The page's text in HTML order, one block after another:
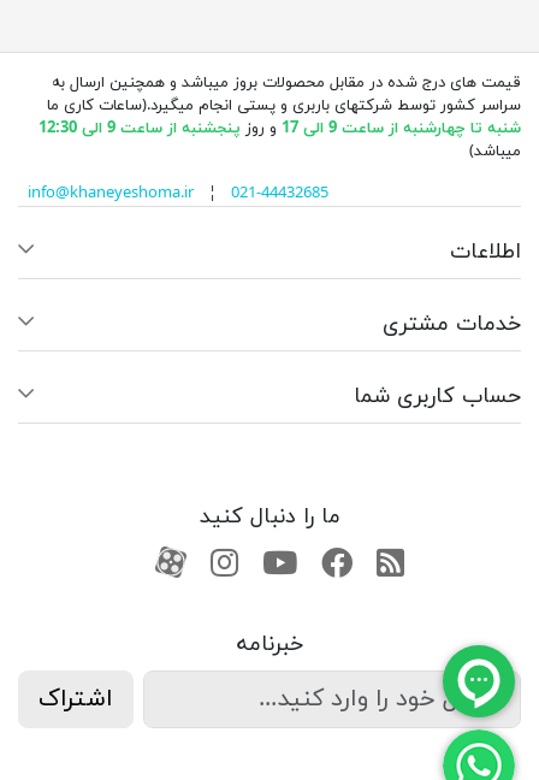
قیمت های درج شده در مقابل محصولات بروز میباشد و همچنین ارسال به
سراسر کشور توسط شرکتهای باربری و پستی انجام میگیرد.(ساعات کاری ما
شنبه تا چهارشنبه از ساعت 9 الی 17
و روز پنجشنبه از ساعت 9 الی 12:30
میباشد)
info@khaneyeshoma.ir¦ 021-44432685
اطلاعات
خدمات مشتری
حساب کاربری شما
ما را دنبال کنید
RSSفیسبوکیوتیوبکانال آپارات
کانال آپارات
خبرنامه
اشتراک